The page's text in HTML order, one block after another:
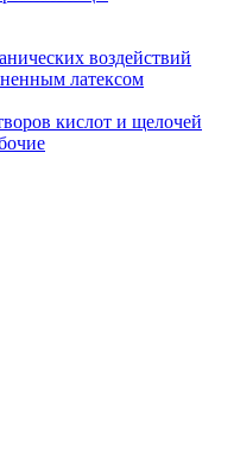
воздействий
латексом
кислот и щелочей